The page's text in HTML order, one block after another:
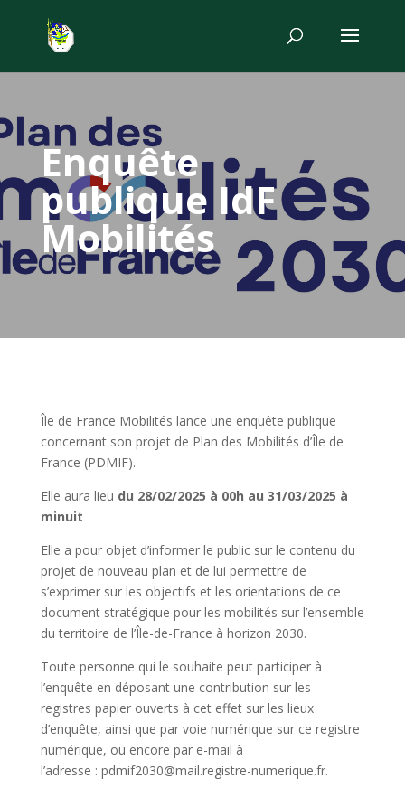
Enquête
publique IdF
Mobilités
Île de France Mobilités lance une enquête publique
concernant son projet de Plan des Mobilités d’Île de
France (PDMIF).
Elle aura lieu du 28/02/2025 à 00h au 31/03/2025 à
minuit
Elle a pour objet d’informer le public sur le contenu du
projet de nouveau plan et de lui permettre de
s’exprimer sur les objectifs et les orientations de ce
document stratégique pour les mobilités sur l’ensemble
du territoire de l’Île-de-France à horizon 2030.
Toute personne qui le souhaite peut participer à
l’enquête en déposant une contribution sur les
registres papier ouverts à cet effet sur les lieux
d’enquête, ainsi que par voie numérique sur ce registre
numérique, ou encore par e-mail à
l’adresse : pdmif2030@mail.registre-numerique.fr.